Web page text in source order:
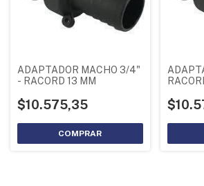
ADAPTADOR MACHO 3/4"
- RACORD 13 MM
$10.575,35